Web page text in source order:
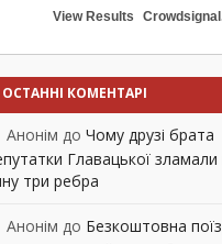
View Results
ОСТАННІ КОМЕНТАРІ
Анонім до Чому друзі брата
Главацької
три ребра
Анонім до Безкоштовна